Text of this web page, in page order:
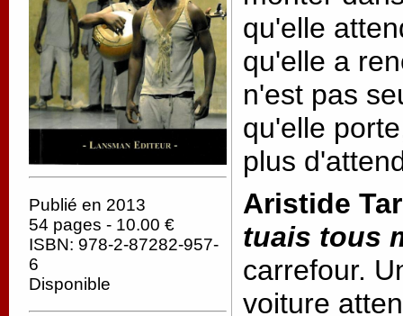
Publié en 2013
54 pages - 10.00 €
ISBN: 978-2-87282-957-
6
Disponible
qu'elle
qu'elle a
n'est pas
qu'elle
plus
Aristide
tuais tous
carrefour.
voiture